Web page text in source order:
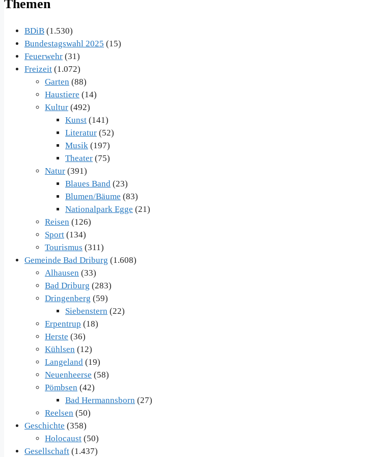
Themen
BDiB (1.530)
Bundestagswahl 2025 (15)
Feuerwehr (31)
Freizeit (1.072)
Garten (88)
Haustiere (14)
Kultur (492)
Kunst (141)
Literatur (52)
Musik (197)
Theater (75)
Natur (391)
Blaues Band (23)
Blumen/Bäume (83)
Nationalpark Egge (21)
Reisen (126)
Sport (134)
Tourismus (311)
Gemeinde Bad Driburg (1.608)
Alhausen (33)
Bad Driburg (283)
Dringenberg (59)
Siebenstern (22)
Erpentrup (18)
Herste (36)
Kühlsen (12)
Langeland (19)
Neuenheerse (58)
Pömbsen (42)
Bad Hermannsborn (27)
Reelsen (50)
Geschichte (358)
Holocaust (50)
Gesellschaft (1.437)